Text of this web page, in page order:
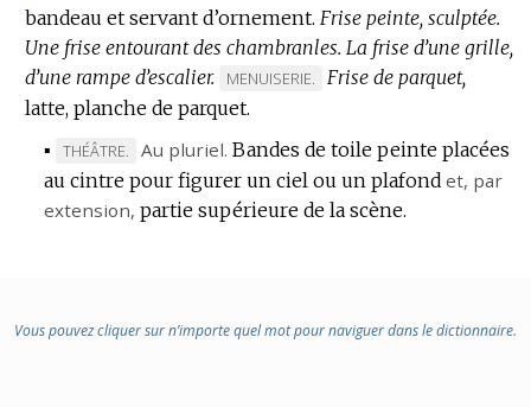
bandeau et servant d’ornement. Frise peinte, sculptée.
Une frise entourant des chambranles. La frise d’une grille,
d’une rampe d’escalier.
MARQUE
DE
MENUISERIE.
Frise de parquet,
latte, planche de parquet.
▪
MARQUE
DE
DOMAINE
THÉÂTRE. Au pluriel. Bandes de toile peinte placées
au cintre pour figurer un ciel ou un plafond et, par
extension, partie supérieure de la scène.
Vous pouvez cliquer sur n’importe quel mot pour naviguer dans le dictionnaire.